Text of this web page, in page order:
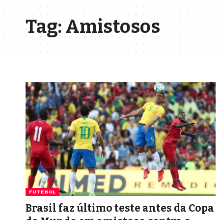
Tag:Amistosos
FUTEBOL
Brasil faz último teste antes da Copa